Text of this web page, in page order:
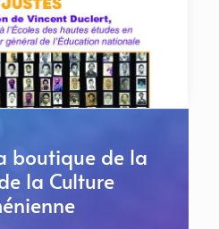
anniversaire du
de 1915 au Raincy, à
avril à 11h au
boutique de la
la Culture